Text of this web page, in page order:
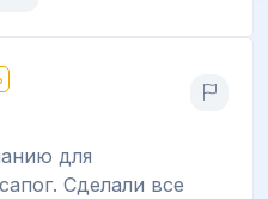
для
Сделали все